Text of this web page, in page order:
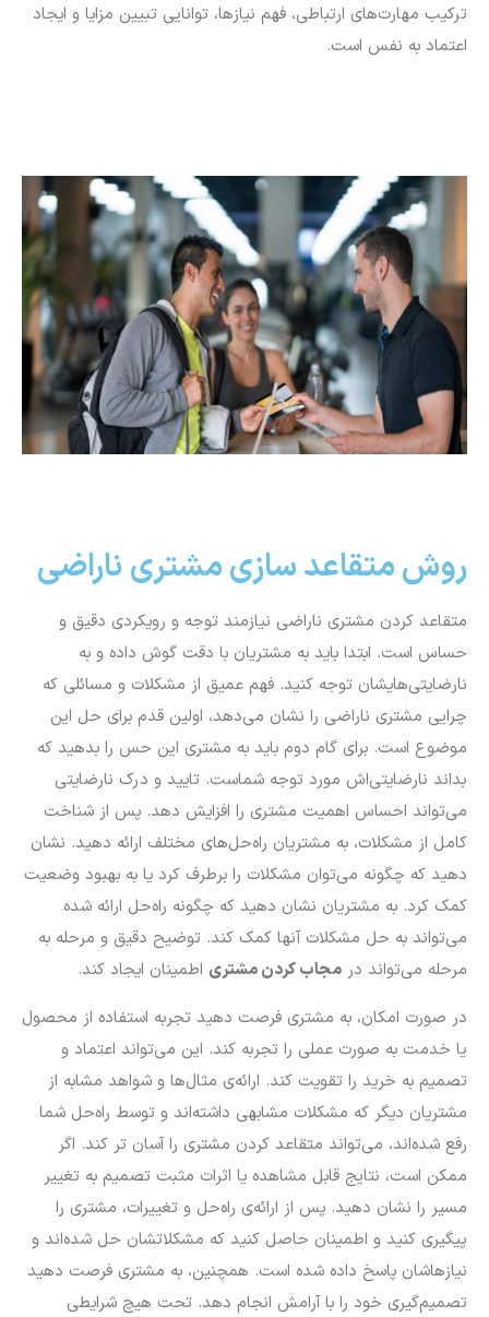
ترکیب مهارت‌های ارتباطی، فهم نیازها، توانایی تبیین مزایا و ایجاد
اعتماد به نفس است.
روش متقاعد سازی مشتری ناراضی
متقاعد کردن مشتری ناراضی نیازمند توجه و رویکردی دقیق و
حساس است. ابتدا باید به مشتریان با دقت گوش داده و به
نارضایتی‌هایشان توجه کنید. فهم عمیق از مشکلات و مسائلی که
چرایی مشتری ناراضی را نشان می‌دهد، اولین قدم برای حل این
موضوع است. برای گام دوم باید به مشتری این حس را بدهید که
بداند نارضایتی‌اش مورد توجه شماست. تایید و درک نارضایتی
می‌تواند احساس اهمیت مشتری را افزایش دهد. پس از شناخت
کامل از مشکلات، به مشتریان راه‌حل‌های مختلف ارائه دهید. نشان
دهید که چگونه می‌توان مشکلات را برطرف کرد یا به بهبود وضعیت
کمک کرد. به مشتریان نشان دهید که چگونه راه‌حل ارائه شده
می‌تواند به حل مشکلات آنها کمک کند. توضیح دقیق و مرحله به
مرحله می‌تواند در مجاب کردن مشتری اطمینان ایجاد کند.
در صورت امکان، به مشتری فرصت دهید تجربه استفاده از محصول
یا خدمت به صورت عملی را تجربه کند. این می‌تواند اعتماد و
تصمیم به خرید را تقویت کند. ارائه‌ی مثال‌ها و شواهد مشابه از
مشتریان دیگر که مشکلات مشابهی داشته‌اند و توسط راه‌حل شما
رفع شده‌اند، می‌تواند متقاعد کردن مشتری را آسان تر کند. اگر
ممکن است، نتایج قابل مشاهده یا اثرات مثبت تصمیم به تغییر
مسیر را نشان دهید. پس از ارائه‌ی راه‌حل و تغییرات، مشتری را
پیگیری کنید و اطمینان حاصل کنید که مشکلاتشان حل شده‌اند و
نیازهاشان پاسخ داده شده است. همچنین، به مشتری فرصت دهید
تصمیم‌گیری خود را با آرامش انجام دهد. تحت هیچ شرایطی